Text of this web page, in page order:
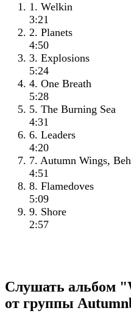
1. Welkin
3:21
2. Planets
4:50
3. Explosions
5:24
4. One Breath
5:28
5. The Burning Sea
4:31
6. Leaders
4:20
7. Autumn Wings,
4:51
8. Flamedoves
5:09
9. Shore
2:57
Слушать альбом
от группы